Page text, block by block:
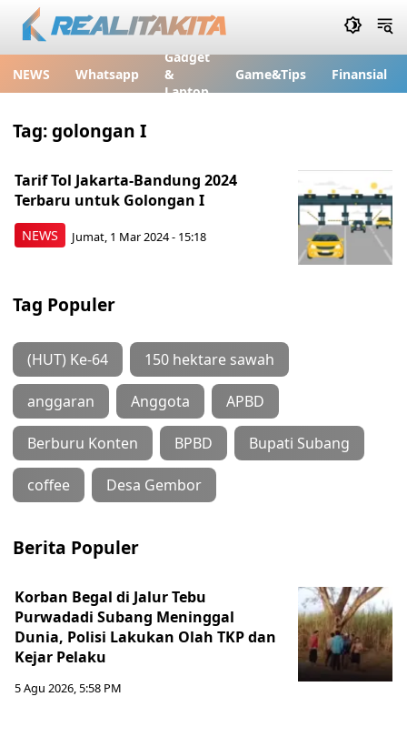
NEWS Whatsapp
Gadget
&
Laptop
Game&Tips Finansial
Tag:golongan I
NEWS
Tarif Tol Jakarta-Bandung 2024
Terbaru untuk Golongan I
Jumat, 1 Mar 2024 - 15:18
Tag Populer
(HUT) Ke-64 150 hektare sawah
anggaran Anggota APBD
Berburu Konten BPBD Bupati Subang
coffee Desa Gembor
Berita Populer
Korban Begal di Jalur Tebu
Purwadadi Subang Meninggal
Dunia, Polisi Lakukan Olah TKP dan
Kejar Pelaku
5 Agu 2026, 5:58 PM